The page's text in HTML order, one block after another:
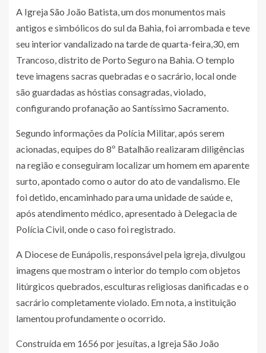
A Igreja São João Batista, um dos monumentos mais
antigos e simbólicos do sul da Bahia, foi arrombada e teve
seu interior vandalizado na tarde de quarta-feira,30, em
Trancoso, distrito de Porto Seguro na Bahia. O templo
teve imagens sacras quebradas e o sacrário, local onde
são guardadas as hóstias consagradas, violado,
configurando profanação ao Santíssimo Sacramento.
Segundo informações da Polícia Militar, após serem
acionadas, equipes do 8º Batalhão realizaram diligências
na região e conseguiram localizar um homem em aparente
surto, apontado como o autor do ato de vandalismo. Ele
foi detido, encaminhado para uma unidade de saúde e,
após atendimento médico, apresentado à Delegacia de
Polícia Civil, onde o caso foi registrado.
A Diocese de Eunápolis, responsável pela igreja, divulgou
imagens que mostram o interior do templo com objetos
litúrgicos quebrados, esculturas religiosas danificadas e o
sacrário completamente violado. Em nota, a instituição
lamentou profundamente o ocorrido.
Construída em 1656 por jesuítas, a Igreja São João